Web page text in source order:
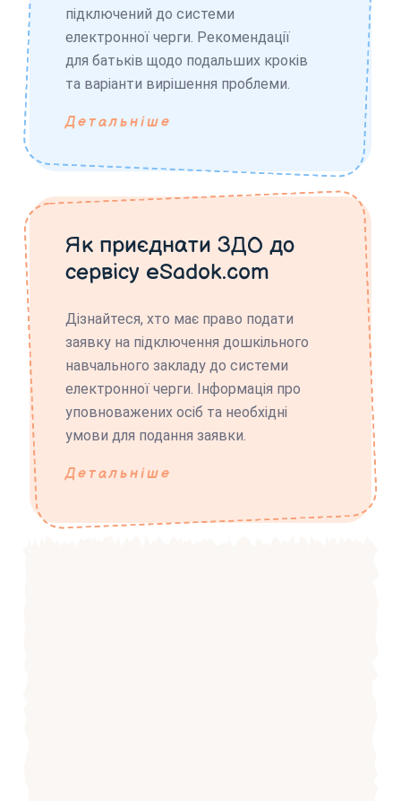
підключений до системи
електронної черги. Рекомендації
для батьків щодо подальших кроків
та варіанти вирішення проблеми.
Детальніше
Як приєднати ЗДО до
сервісу eSadok.com
Дізнайтеся, хто має право подати
заявку на підключення дошкільного
навчального закладу до системи
електронної черги. Інформація про
уповноважених осіб та необхідні
умови для подання заявки.
Детальніше